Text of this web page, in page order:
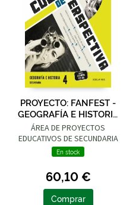
PROYECTO: FANFEST -
GEOGRAFÍA E HISTORIA
4 ESO
ÁREA DE PROYECTOS
EDUCATIVOS DE SECUNDARIA
EDELVIVES
En stock
60,10 €
Comprar